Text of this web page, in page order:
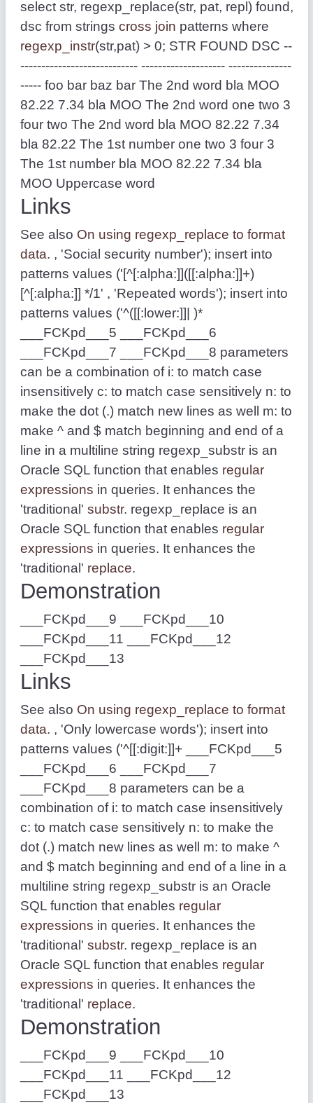
select str, regexp_replace(str, pat, repl) found,
dsc from strings cross join patterns where
regexp_instr(str,pat) > 0; STR FOUND DSC --
---------------------------- -------------------- ---------------
----- foo bar baz bar The 2nd word bla MOO
82.22 7.34 bla MOO The 2nd word one two 3
four two The 2nd word bla MOO 82.22 7.34
bla 82.22 The 1st number one two 3 four 3
The 1st number bla MOO 82.22 7.34 bla
MOO Uppercase word
Links
See also On using regexp_replace to format
data. , 'Social security number'); insert into
patterns values ('[^[:alpha:]]([[:alpha:]]+)
[^[:alpha:]] */1' , 'Repeated words'); insert into
patterns values ('^([[:lower:]]| )*
___FCKpd___5 ___FCKpd___6
___FCKpd___7 ___FCKpd___8 parameters
can be a combination of i: to match case
insensitively c: to match case sensitively n: to
make the dot (.) match new lines as well m: to
make ^ and $ match beginning and end of a
line in a multiline string regexp_substr is an
Oracle SQL function that enables regular
expressions in queries. It enhances the
'traditional' substr. regexp_replace is an
Oracle SQL function that enables regular
expressions in queries. It enhances the
'traditional' replace.
Demonstration
___FCKpd___9 ___FCKpd___10
___FCKpd___11 ___FCKpd___12
___FCKpd___13
Links
See also On using regexp_replace to format
data. , 'Only lowercase words'); insert into
patterns values ('^[[:digit:]]+ ___FCKpd___5
___FCKpd___6 ___FCKpd___7
___FCKpd___8 parameters can be a
combination of i: to match case insensitively
c: to match case sensitively n: to make the
dot (.) match new lines as well m: to make ^
and $ match beginning and end of a line in a
multiline string regexp_substr is an Oracle
SQL function that enables regular
expressions in queries. It enhances the
'traditional' substr. regexp_replace is an
Oracle SQL function that enables regular
expressions in queries. It enhances the
'traditional' replace.
Demonstration
___FCKpd___9 ___FCKpd___10
___FCKpd___11 ___FCKpd___12
___FCKpd___13